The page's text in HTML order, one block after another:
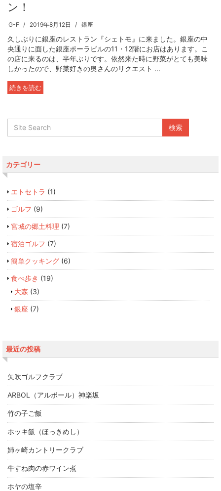
ン！
G-F 2019年8月12日 銀座
久しぶりに銀座のレストラン『シェトモ』に来ました。銀座の中
央通りに面した銀座ポーラビルの11・12階にお店はあります。こ
の店に来るのは、半年ぶりです。依然来た時に野菜がとても美味
しかったので、野菜好きの奥さんのリクエスト ...
続きを読む
カテゴリー
エトセトラ (1)
ゴルフ (9)
宮城の郷土料理 (7)
宿泊ゴルフ (7)
簡単クッキング (6)
食べ歩き (19)
大森 (3)
銀座 (7)
最近の投稿
矢吹ゴルフクラブ
ARBOL（アルボール）神楽坂
竹の子ご飯
ホッキ飯（ほっきめし）
姉ヶ崎カントリークラブ
牛すね肉の赤ワイン煮
ホヤの塩辛